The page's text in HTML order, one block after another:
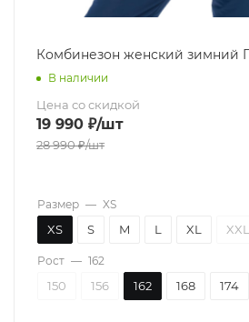
Комбинезон женский зимний
В наличии
Цена со скидкой
19 990 ₽/шт
28 990₽/шт
Размер — XS
XS S M L XL XXL
Рост — 162
150 156 162 168 174